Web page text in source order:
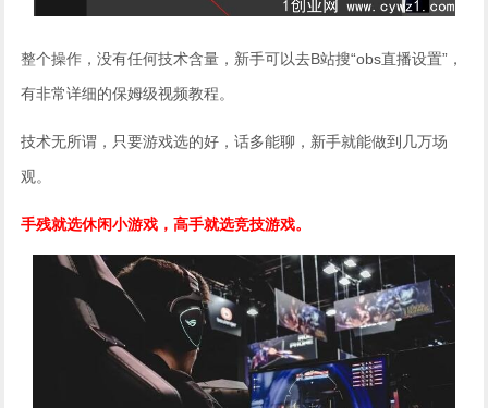
整个操作，没有任何技术含量，新手可以去B站搜“obs直播设置”，
有非常详细的保姆级视频教程。
技术无所谓，只要游戏选的好，话多能聊，新手就能做到几万场
观。
手残就选休闲小游戏，高手就选竞技游戏。